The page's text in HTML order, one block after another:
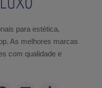
para estética,
As melhores marcas
com qualidade e